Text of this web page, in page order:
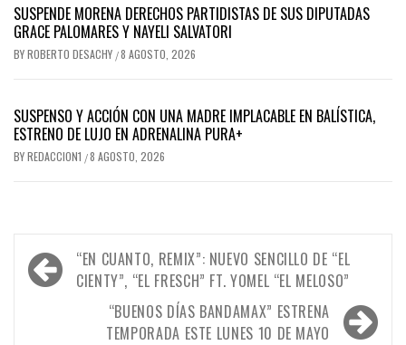
SUSPENDE MORENA DERECHOS PARTIDISTAS DE SUS DIPUTADAS
GRACE PALOMARES Y NAYELI SALVATORI
BYROBERTO DESACHY /8 AGOSTO, 2026
SUSPENSO Y ACCIÓN CON UNA MADRE IMPLACABLE EN BALÍSTICA,
ESTRENO DE LUJO EN ADRENALINA PURA+
BYREDACCION1 /8 AGOSTO, 2026
Navegación
de
entradas
“EN CUANTO, REMIX”: NUEVO SENCILLO DE “EL
CIENTY”, “EL FRESCH” FT. YOMEL “EL MELOSO”
“BUENOS DÍAS BANDAMAX” ESTRENA
TEMPORADA ESTE LUNES 10 DE MAYO